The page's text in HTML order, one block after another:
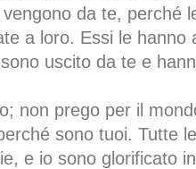
da te, perché
a loro. Essi le hanno
uscito da te e
non prego per il
sono tuoi. Tutte
e io sono glorificato